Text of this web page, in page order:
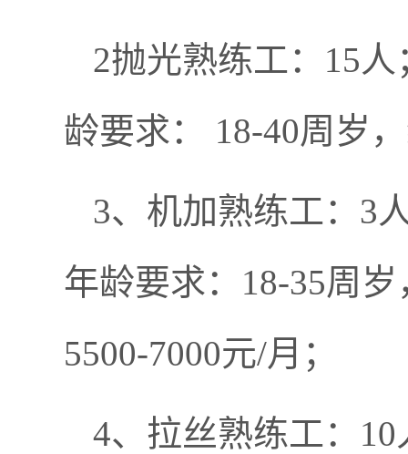
2抛光熟练工：15
龄要求： 18-40周岁
3、机加熟练工：3
年龄要求：18-35周
5500-7000元/月；
4、拉丝熟练工：